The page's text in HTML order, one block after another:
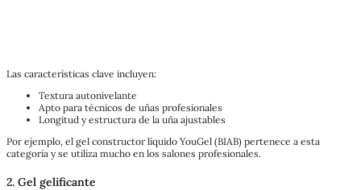
Las características clave incluyen:
Textura autonivelante
Apto para técnicos de uñas profesionales
Longitud y estructura de la uña ajustables
Por ejemplo, el gel constructor líquido YouGel (BIAB) pertenece a esta
categoría y se utiliza mucho en los salones profesionales.
2. Gel gelificante